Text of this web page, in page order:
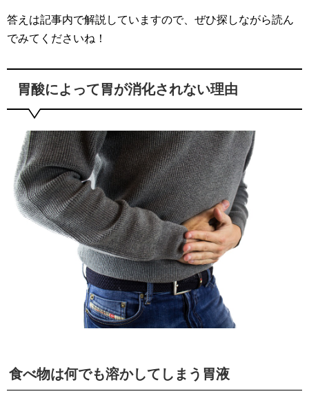
答えは記事内で解説していますので、ぜひ探しながら読ん
でみてくださいね！
胃酸によって胃が消化されない理由
食べ物は何でも溶かしてしまう胃液